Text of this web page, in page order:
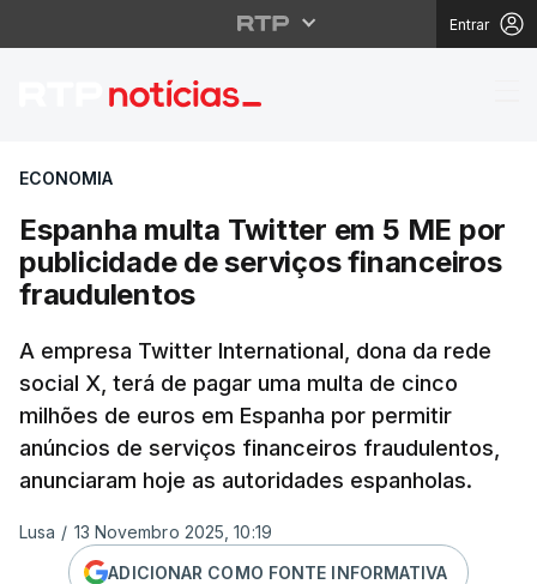
Entrar
Espanha multa
ECONOMIA
Espanha multa Twitter em 5 ME por
publicidade de serviços financeiros
fraudulentos
A empresa Twitter International, dona da rede
social X, terá de pagar uma multa de cinco
milhões de euros em Espanha por permitir
anúncios de serviços financeiros fraudulentos,
anunciaram hoje as autoridades espanholas.
Lusa / 13 Novembro 2025, 10:19
ADICIONAR COMO FONTE INFORMATIVA